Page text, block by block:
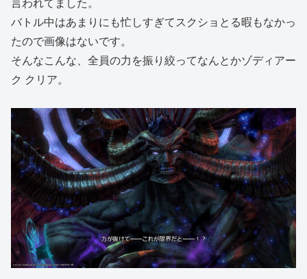
バトル中はあまりにも忙しすぎてスクショとる暇もなかっ
たので画像はないです。
そんなこんな、全員の力を振り絞ってなんとかゾディアー
ク クリア。